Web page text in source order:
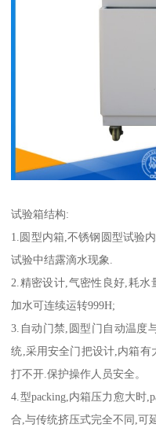
试验箱结构:
1.圆型内箱,不锈钢圆型试验
试验中结露滴水现象.
2.精密设计,气密性良好,耗水
加水可连续运转999H;
3.自动门禁,圆型门自动温度
统,采用安全门把设计,内箱
打不开.保护操作人员安全。
4.型packing,内箱压力愈大时
合,与传统挤压式完全不同,可